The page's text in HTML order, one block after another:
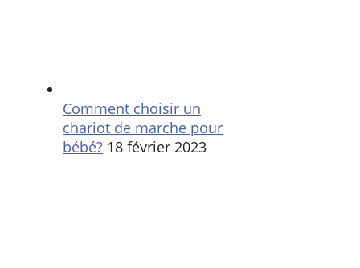
Comment choisir un
chariot de marche pour
bébé? 18 février 2023